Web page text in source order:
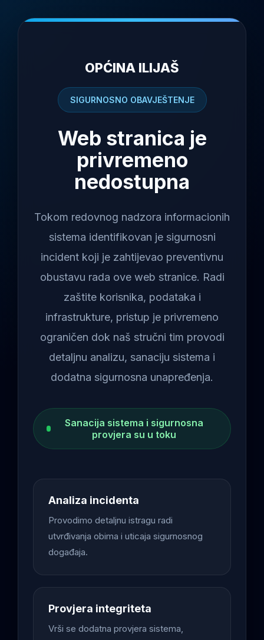
OPĆINA ILIJAŠ
SIGURNOSNO OBAVJEŠTENJE
Web stranica je
privremeno
nedostupna
Tokom redovnog nadzora informacionih
sistema identifikovan je sigurnosni
incident koji je zahtijevao preventivnu
obustavu rada ove web stranice. Radi
zaštite korisnika, podataka i
infrastrukture, pristup je privremeno
ograničen dok naš stručni tim provodi
detaljnu analizu, sanaciju sistema i
dodatna sigurnosna unapređenja.
Sanacija sistema i sigurnosna
provjera su u toku
Analiza incidenta
Provodimo detaljnu istragu radi
utvrđivanja obima i uticaja sigurnosnog
događaja.
Provjera integriteta
Vrši se dodatna provjera sistema,